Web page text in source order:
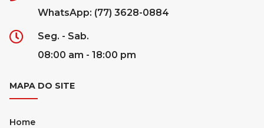
WhatsApp: (77) 3628-0884
Seg. - Sab.
08:00 am - 18:00 pm
MAPA DO SITE
Home